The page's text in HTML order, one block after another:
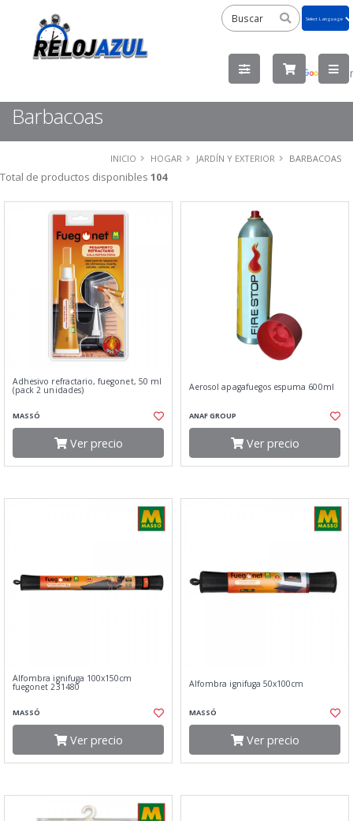
by
Barbacoas
INICIO HOGAR JARDÍN Y EXTERIOR BARBACOAS
Total de productos disponibles 104
Adhesivo refractario, fuegonet, 50 ml
(pack 2 unidades)
MASSÓ
Ver precio
Aerosol apagafuegos espuma 600ml
ANAF GROUP
Ver precio
Alfombra ignifuga 100x150cm
fuegonet 231480
MASSÓ
Ver precio
Alfombra ignifuga 50x100cm
MASSÓ
Ver precio